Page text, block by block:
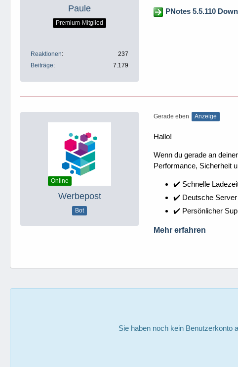
Paule
Premium-Mitglied
Reaktionen
237
Beiträge
7.179
PNotes 5.5.110
Online
Werbepost
Bot
Gerade eben Anzeige
Hallo!
Wenn du gerade an
Performance, Sicherheit
✔️ Schnelle
✔️ Deutsche
✔️ Persönlicher
Mehr erfahren
Sie haben noch kein Benutzerkonto